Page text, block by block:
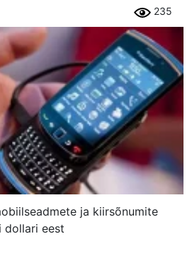
235
ja kiirsõnumite
dollari eest